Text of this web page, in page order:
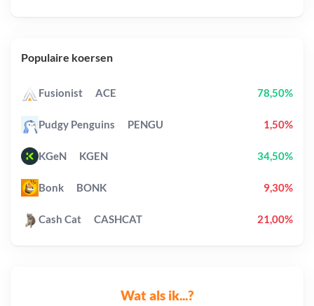
Wat als ik...?
Populaire koersen
Fusionist ACE 78,50%
Pudgy Penguins PENGU 1,50%
KGeN KGEN 34,50%
Bonk BONK 9,30%
Cash Cat CASHCAT 21,00%